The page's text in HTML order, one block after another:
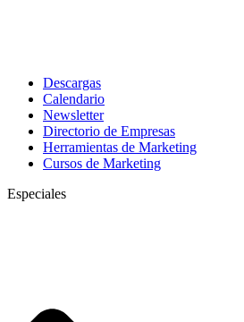
Descargas
Calendario
Newsletter
Directorio de Empresas
Herramientas de Marketing
Cursos de Marketing
Especiales